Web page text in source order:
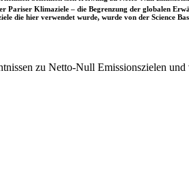
Pariser Klimaziele – die Begrenzung der globalen
die hier verwendet wurde, wurde von der Science
zu Netto-Null Emissionszielen